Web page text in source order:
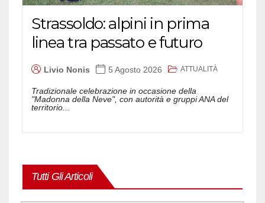
Strassoldo: alpini in prima
linea tra passato e futuro
Livio Nonis 5 Agosto 2026 ATTUALITÀ
Tradizionale celebrazione in occasione della
"Madonna della Neve", con autorità e gruppi ANA del
territorio...
Tutti Gli Articoli